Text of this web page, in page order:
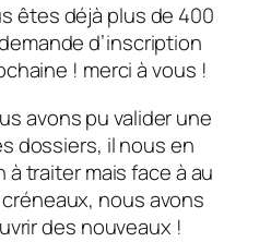
êtes déjà plus de 400
d’inscription
! merci à vous !
avons pu valider une
dossiers, il nous en
traiter mais face à au
nous avons
des nouveaux !